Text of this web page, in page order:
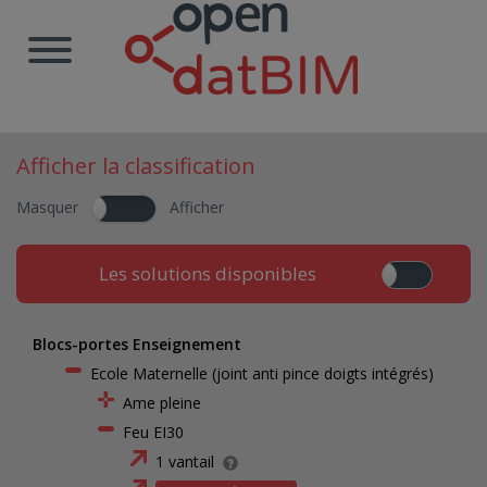
Afficher la classification
Masquer Afficher
Les solutions disponibles
Blocs-portes Enseignement
Ecole Maternelle (joint anti pince doigts intégrés)
Ame pleine
Feu EI30
1 vantail